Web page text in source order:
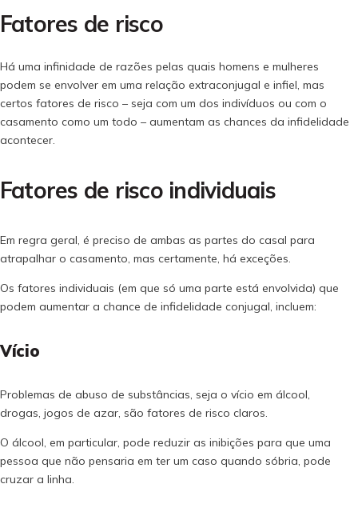
Fatores de risco
Há uma infinidade de razões pelas quais homens e mulheres
podem se envolver em uma relação extraconjugal e infiel, mas
certos fatores de risco – seja com um dos indivíduos ou com o
casamento como um todo – aumentam as chances da infidelidade
acontecer.
Fatores de risco individuais
Em regra geral, é preciso de ambas as partes do casal para
atrapalhar o casamento, mas certamente, há exceções.
Os fatores individuais (em que só uma parte está envolvida) que
podem aumentar a chance de infidelidade conjugal, incluem:
Vício
Problemas de abuso de substâncias, seja o vício em álcool,
drogas, jogos de azar, são fatores de risco claros.
O álcool, em particular, pode reduzir as inibições para que uma
pessoa que não pensaria em ter um caso quando sóbria, pode
cruzar a linha.